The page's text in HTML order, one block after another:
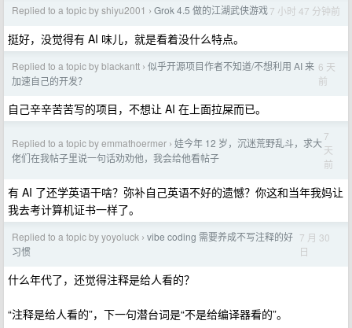
Replied to a topic by shiyu2001 › Grok 4.5 做的江湖武侠游戏7 小时 47 分钟前
挺好，没觉得有 AI 味儿，就是看着没什么特点。
Replied to a topic by blackantt › 似乎开源项目作者不知道/不想利用 AI 来
加速自己的开发？
6 天
前
自己辛辛苦苦写的项目，不想让 AI 在上面拉屎而已。
Replied to a topic by emmathoermer › 娃今年 12 岁，沉迷荒野乱斗，求大
佬们在我帖子里说一句话劝劝他，我会给他看帖子
7
天
前
有 AI 了还学英语干啥？弥补自己英语不好的遗憾？你这和当年我妈让
我去考计算机证书一样了。
Replied to a topic by yoyoluck › vibe coding 需要养成不写注释的好
习惯
7 月 30
日
什么年代了，还觉得注释是给人看的？
“注释是给人看的”，下一句潜台词是“不是给编译器看的”。